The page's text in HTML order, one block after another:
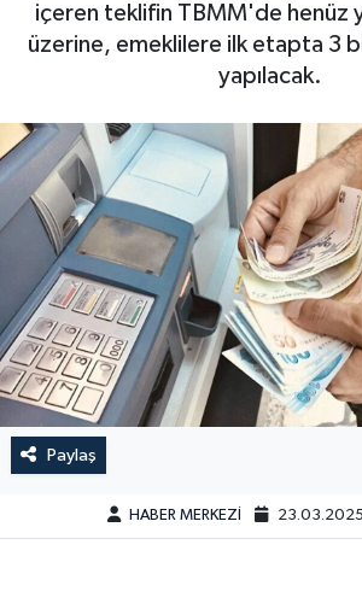
içeren teklifin TBMM'de henüz
üzerine, emeklilere ilk etapta 3
yapılacak.
Paylaş
HABER MERKEZİ 23.03.2025